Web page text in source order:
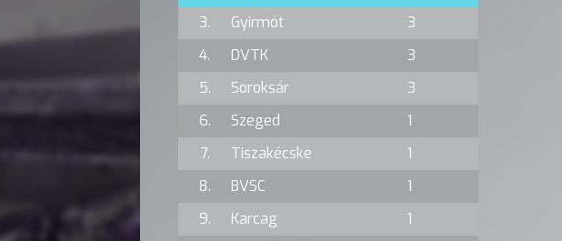
3.
Gyirmót
3
4.
DVTK
3
5.
Soroksár
3
6.
Szeged
1
7.
Tiszakécske
1
8.
BVSC
1
9.
Karcag
1